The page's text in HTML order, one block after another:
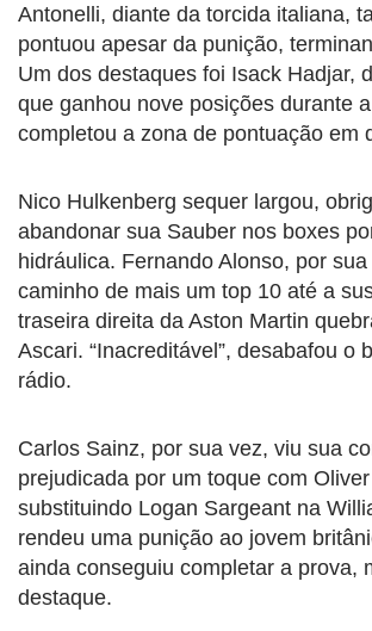
Antonelli, diante da torcida italiana,
pontuou apesar da punição,
Um dos destaques foi Isack Hadjar,
que ganhou nove posições durante
completou a zona de pontuação em
Nico Hulkenberg sequer largou,
abandonar sua Sauber nos boxes
hidráulica. Fernando Alonso, por
caminho de mais um top 10 até a
traseira direita da Aston Martin
Ascari. “Inacreditável”, desabafou o
rádio.
Carlos Sainz, por sua vez, viu sua
prejudicada por um toque com
substituindo Logan Sargeant na
rendeu uma punição ao jovem
ainda conseguiu completar a prova,
destaque.